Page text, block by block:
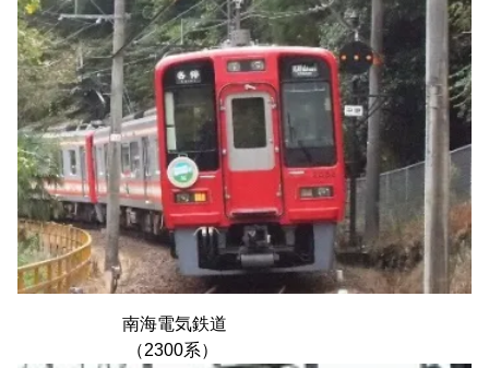
南海電気鉄道
（2300系）